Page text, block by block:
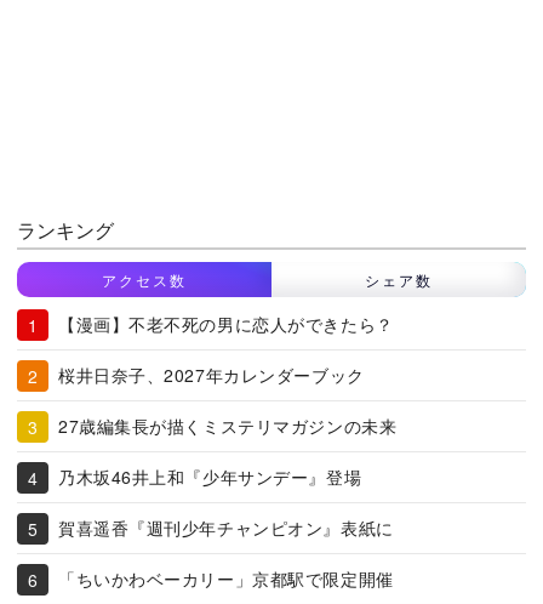
ランキング
アクセス数 シェア数
【漫画】不老不死の男に恋人ができたら？
桜井日奈子、2027年カレンダーブック
27歳編集長が描くミステリマガジンの未来
乃木坂46井上和『少年サンデー』登場
賀喜遥香『週刊少年チャンピオン』表紙に
「ちいかわベーカリー」京都駅で限定開催